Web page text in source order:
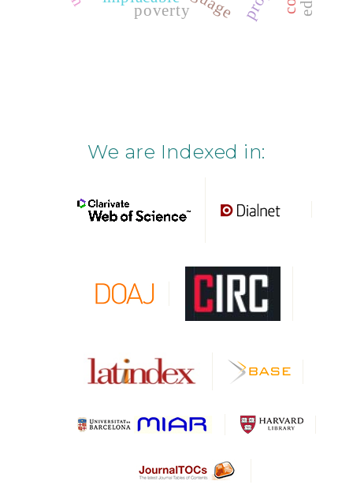
poverty
We are Indexed in: